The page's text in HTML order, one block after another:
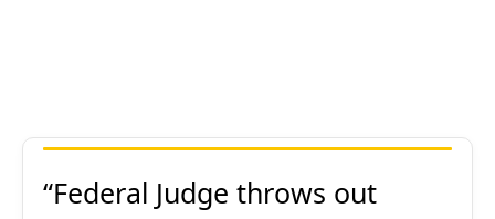
“Federal Judge throws out